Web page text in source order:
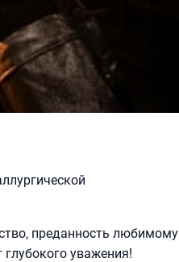
преданность любимому
уважения!